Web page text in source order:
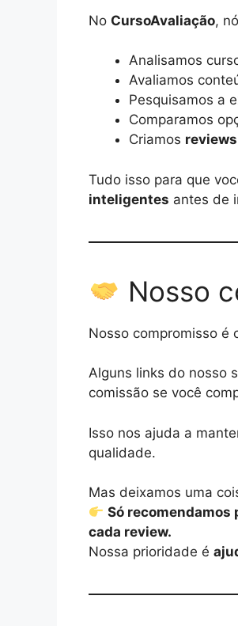
No CursoAvaliação,
Analisamos
Avaliamos
Pesquisamos a
Comparamos
Criamos
Tudo isso para que
inteligentes antes de
Nosso
Nosso compromisso é
Alguns links do nosso
comissão se você
Isso nos ajuda a
qualidade.
Mas deixamos uma
Só
cada review.
Nossa prioridade é